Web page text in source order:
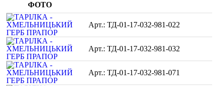
ФОТО
ТД-01-17-032-981-022
ТД-01-17-032-981-032
ТД-01-17-032-981-071